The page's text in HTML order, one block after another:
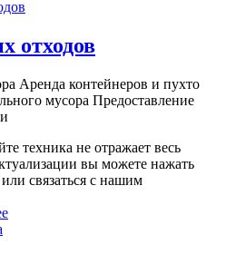
отходов
Аренда контейнеров и пухто
мусора Предоставление
техника не отражает весь
вы можете нажать
связаться с нашим